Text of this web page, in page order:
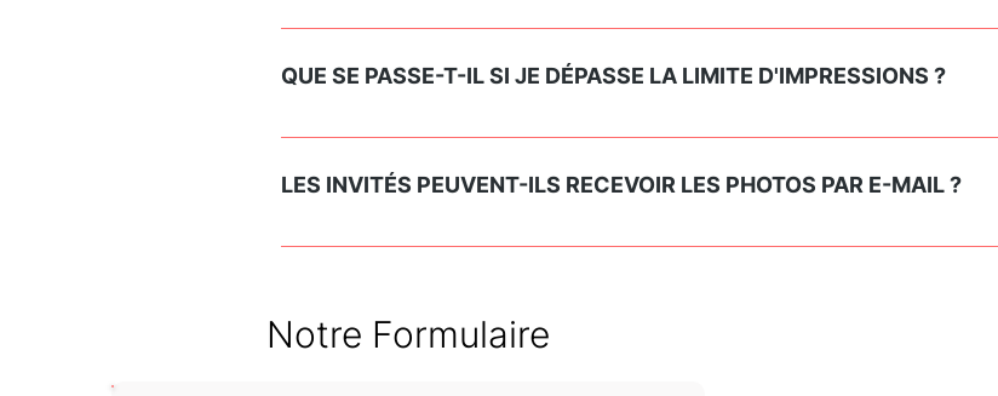
Nous avons un service technique prévu 7 jours sur 7 jusqu'à 23h00.
QUE SE PASSE-T-IL SI JE DÉPASSE LA LIMITE D'IMPRESSIONS ?
Si vous dépassez la limite d'impressions, ne vous inquiétez pas. Les photos
récupérer après l'événement.📸
LES INVITÉS PEUVENT-ILS RECEVOIR LES PHOTOS PAR E-MAIL ?
Oui, les invités peuvent recevoir les photos par e-mail, et également les
Notre Formulaire